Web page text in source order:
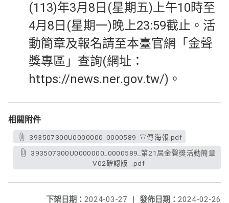
(113)年3月8日(星期五)上午10時至
4月8日(星期一)晚上23:59截止。活
動簡章及報名請至本臺官網「金聲
獎專區」查詢(網址：
https://news.ner.gov.tw/)。
相關附件
393507300U0000000_0000589_宣傳海報.pdf
_V02確認版_.pdf
發佈日期： 2024-02-26
下架日期： 2024-03-27 |